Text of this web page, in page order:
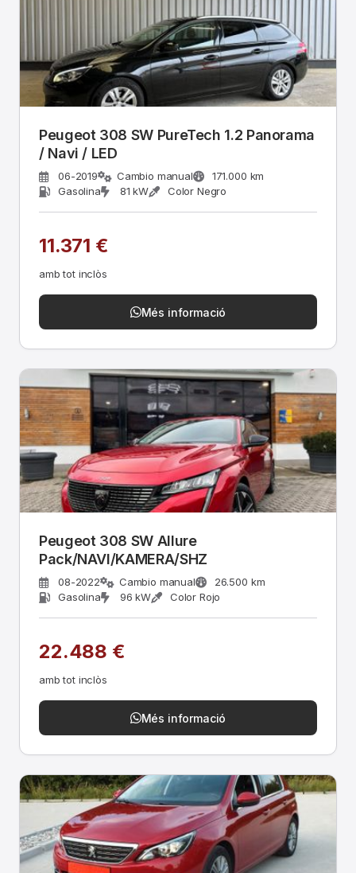
Peugeot 308 SW PureTech 1.2 Panorama
/ Navi / LED
06-2019 Cambio manual
171.000 km
Gasolina
81 kW Color Negro
11.371 €
amb tot inclòs
Més informació
Peugeot 308 SW Allure
Pack/NAVI/KAMERA/SHZ
08-2022 Cambio manual
26.500 km
Gasolina
96 kW Color Rojo
22.488 €
amb tot inclòs
Més informació